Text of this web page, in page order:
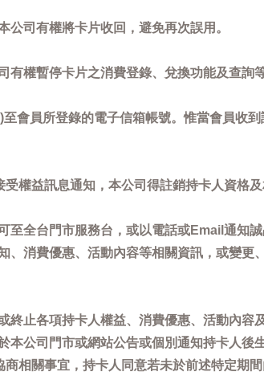
司有權將卡片收回，避免再次誤用。
權暫停卡片之消費登錄、兌換功能及查詢
會員所登錄的電子信箱帳號。惟當會員收
權益訊息通知，本公司得註銷持卡人資格及
全台門市服務台，或以電話或Email通知
消費優惠、活動內容等相關資訊，或變更
止各項持卡人權益、消費優惠、活動內容
公司門市或網站公告或個別通知持卡人後
相關事宜，持卡人同意若未於前述特定期